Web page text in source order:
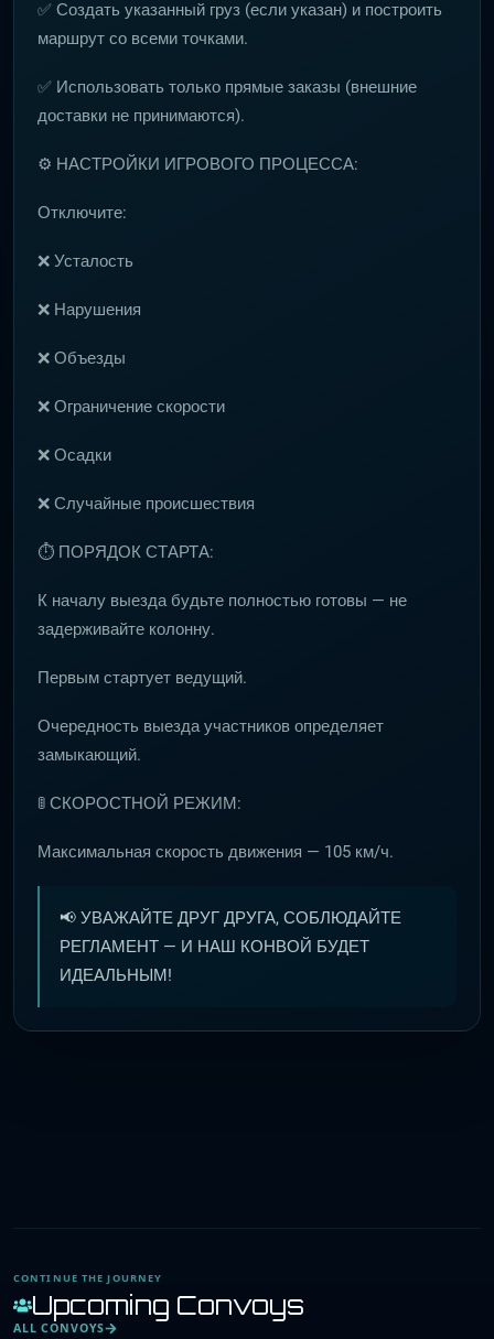
✅ Создать указанный груз (если указан) и построить
маршрут со всеми точками.
✅ Использовать только прямые заказы (внешние
доставки не принимаются).
⚙️ НАСТРОЙКИ ИГРОВОГО ПРОЦЕССА:
Отключите:
❌ Усталость
❌ Нарушения
❌ Объезды
❌ Ограничение скорости
❌ Осадки
❌ Случайные происшествия
⏱ ПОРЯДОК СТАРТА:
К началу выезда будьте полностью готовы — не
задерживайте колонну.
Первым стартует ведущий.
Очередность выезда участников определяет
замыкающий.
🚦 СКОРОСТНОЙ РЕЖИМ:
Максимальная скорость движения — 105 км/ч.
📢 УВАЖАЙТЕ ДРУГ ДРУГА, СОБЛЮДАЙТЕ
РЕГЛАМЕНТ — И НАШ КОНВОЙ БУДЕТ
ИДЕАЛЬНЫМ!
CONTINUE THE JOURNEY
Upcoming Convoys
ALL CONVOYS